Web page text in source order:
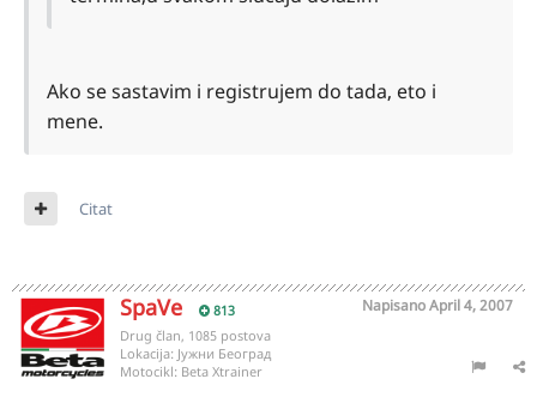
Ako se sastavim i registrujem do tada, eto i
mene.
Citat
SpaVe 813 NapisanoApril 4, 2007
Drug član, 1085 postova
Lokacija: Јужни Београд
Motocikl: Beta Xtrainer